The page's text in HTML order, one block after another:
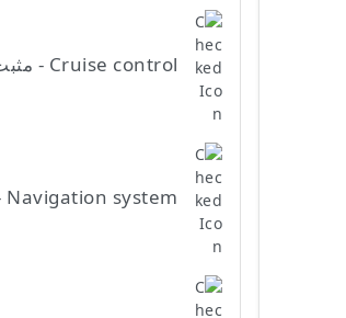
Cruise control - مثبت السرعة
Navigation system - نظام الملاحة